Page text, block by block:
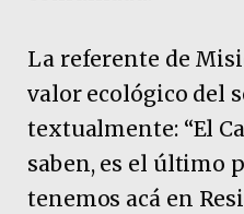
La referente de
valor ecológico del
textualmente: “El
saben, es el último
tenemos acá en